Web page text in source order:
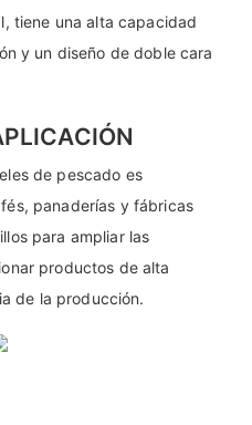
tiene una alta capacidad
y un diseño de doble cara
de pescado es
panaderías y fábricas
para ampliar las
productos de alta
de la producción.